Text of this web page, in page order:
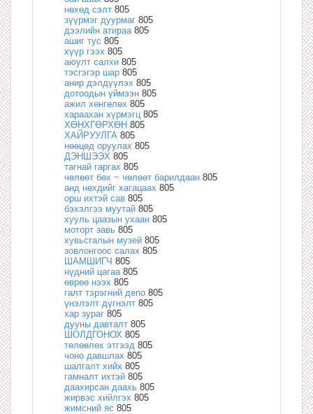
нөхөд сэлт 805
зүүрмэг дуурмаг 805
дээлийн атираа 805
ашиг тус 805
хүүр гээх 805
аюулт салхи 805
тэсгэгэр шар 805
анир дэлдүүлэх 805
дотоодын үймээн 805
ажил хөнгөлөх 805
хараахан хүрмэгц 805
ХӨНХГӨРХӨН 805
ХАЙРУУЛГА 805
нөөцөд оруулах 805
ДЭНШЭЭХ 805
тагнай гаргах 805
чөлөөт бөх ~ чөлөөт барилдаан 805
анд нөхдийг хагацаах 805
орш ихтэй сав 805
бэхэлгээ муутай 805
хууль цаазын ухаан 805
моторт завь 805
хувьсгалын музей 805
зовлонгоос салах 805
ШАМШИГЧ 805
нүдний цагаа 805
өврөө нээх 805
галт тэрэгний депо 805
үнэлэлт дүгнэлт 805
хар зураг 805
дууны давталт 805
ШОЛДГОНОХ 805
төлөөлөх этгээд 805
чоно давшлах 805
шалгалт хийх 805
гамналт ихтэй 805
даахирсан даахь 805
жирвэс хийлгэх 805
жимсний яс 805